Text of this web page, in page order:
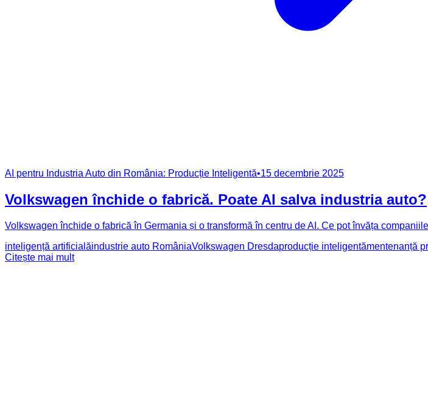
AI pentru Industria Auto din România: Producție Inteligentă•15 decembrie 2025
Volkswagen închide o fabrică. Poate AI salva industria auto?
Volkswagen închide o fabrică în Germania și o transformă în centru de AI. Ce pot învăța
inteligență artificialăindustrie auto RomâniaVolkswagen Dresdaproducție inteligentămentenanță
Citește mai mult